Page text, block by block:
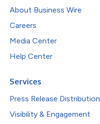
About Business Wire
Careers
Media Center
Help Center
Services
Press Release Distribution
Visibility & Engagement